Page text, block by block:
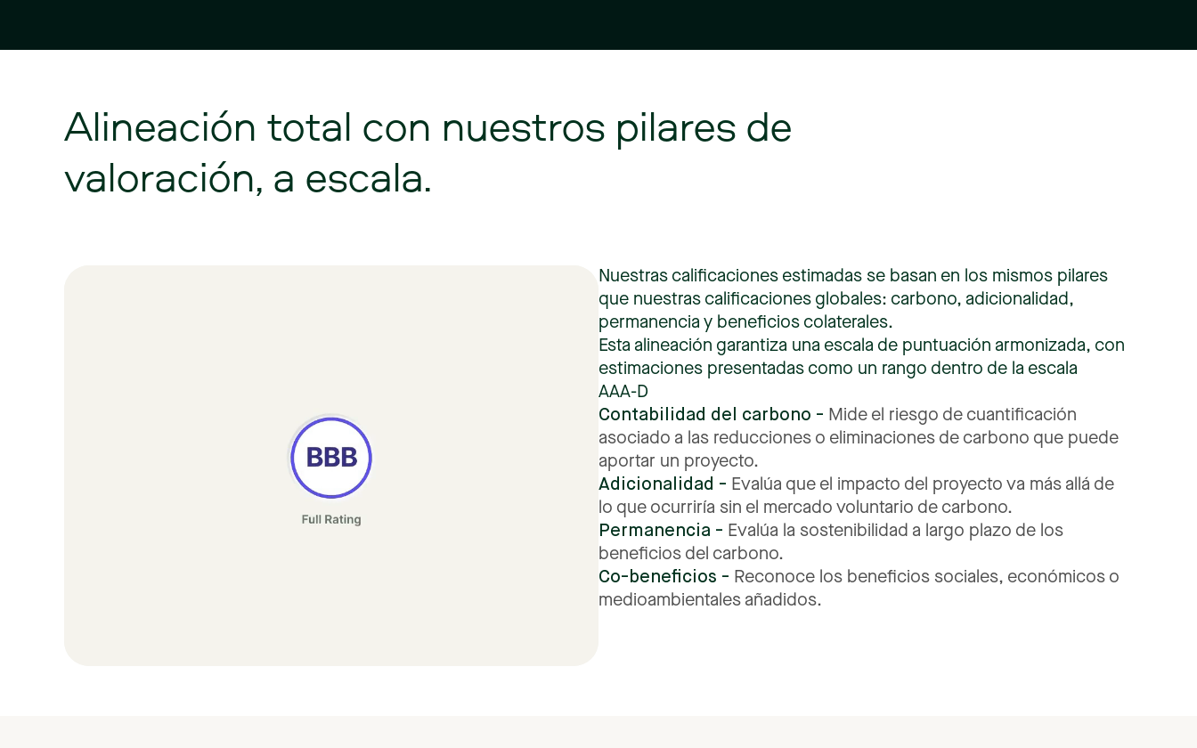
Alineación total con nuestros pilaresde
valoración, a escala.
Nuestras calificaciones estimadas se basan en los mismos pilares
que nuestras calificaciones globales: carbono, adicionalidad,
permanencia y beneficios colaterales.
Esta alineación garantiza una escala de puntuación armonizada, con
estimaciones presentadas como un rango dentro de la escala
AAA-D
Contabilidad del carbono - Mide el riesgo de cuantificación
asociado a las reducciones o eliminaciones de carbono que puede
aportar un proyecto.
Adicionalidad - Evalúa que el impacto del proyecto va más allá de
lo que ocurriría sin el mercado voluntario de carbono.
Permanencia - Evalúa la sostenibilidad a largo plazo de los
beneficios del carbono.
Co-beneficios - Reconoce los beneficios sociales, económicos o
medioambientales añadidos.